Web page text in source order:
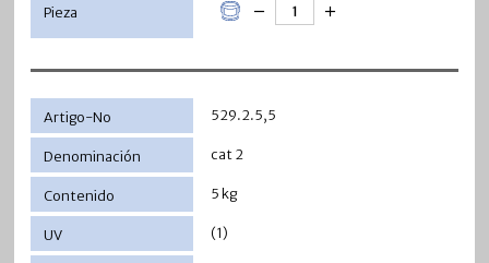
529.2.5,5
cat 2
5 kg
(1)